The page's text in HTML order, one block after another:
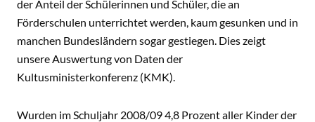
der Anteil der Schülerinnen und Schüler, die an
Förderschulen unterrichtet werden, kaum gesunken und in
manchen Bundesländern sogar gestiegen. Dies zeigt
unsere Auswertung von Daten der
Kultusministerkonferenz (KMK).
Wurden im Schuljahr 2008/09 4,8 Prozent aller Kinder der